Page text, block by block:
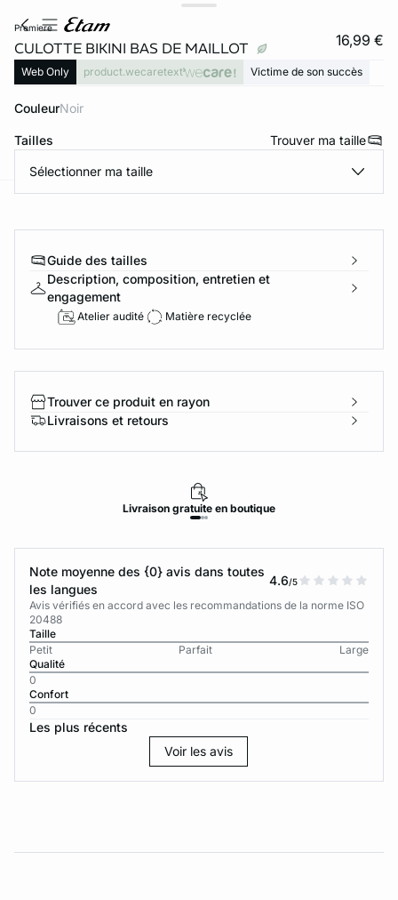
premiere
CULOTTE BIKINI BAS DE MAILLOT 16,99 €
Web Only product.wecaretext Victime de son succès
Couleur noir
Tailles Trouver ma taille
Sélectionner ma taille
Guide des tailles
Description, composition, entretien et
engagement
Atelier audité Matière recyclée
Trouver ce produit en rayon
Livraisons et retours
Livraison gratuite en boutique
Note moyenne des {0} avis dans toutes
les langues
4.6/5
Avis vérifiés en accord avec les recommandations de la norme ISO
20488
Taille
Petit
Parfait
Large
Qualité
0
Confort
0
Les plus récents
Voir les avis